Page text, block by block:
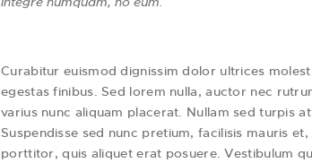
Curabitur euismod dignissim dolor ultrices
egestas finibus. Sed lorem nulla, auctor nec
varius nunc aliquam placerat. Nullam sed turpis
Suspendisse sed nunc pretium, facilisis mauris
porttitor, quis aliquet erat posuere. Vestibulum